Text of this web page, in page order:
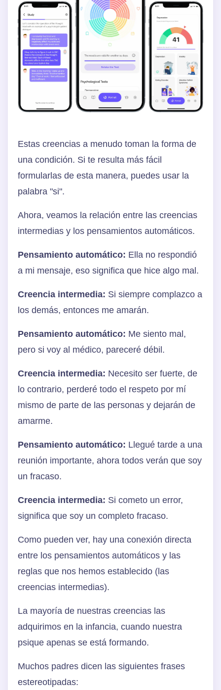
Estas creencias a menudo toman la forma de
una condición. Si te resulta más fácil
formularlas de esta manera, puedes usar la
palabra "si".
Ahora, veamos la relación entre las creencias
intermedias y los pensamientos automáticos.
Pensamiento automático: Ella no respondió
a mi mensaje, eso significa que hice algo mal.
Creencia intermedia: Si siempre complazco a
los demás, entonces me amarán.
Pensamiento automático: Me siento mal,
pero si voy al médico, pareceré débil.
Creencia intermedia: Necesito ser fuerte, de
lo contrario, perderé todo el respeto por mí
mismo de parte de las personas y dejarán de
amarme.
Pensamiento automático: Llegué tarde a una
reunión importante, ahora todos verán que soy
un fracaso.
Creencia intermedia: Si cometo un error,
significa que soy un completo fracaso.
Como pueden ver, hay una conexión directa
entre los pensamientos automáticos y las
reglas que nos hemos establecido (las
creencias intermedias).
La mayoría de nuestras creencias las
adquirimos en la infancia, cuando nuestra
psique apenas se está formando.
Muchos padres dicen las siguientes frases
estereotipadas: